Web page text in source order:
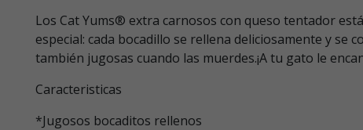
Los Cat Yums® extra carnosos con queso tentador
especial: cada bocadillo se rellena deliciosamente y
también jugosas cuando las muerdes.¡A tu gato le
Caracteristicas
*Jugosos bocaditos rellenos